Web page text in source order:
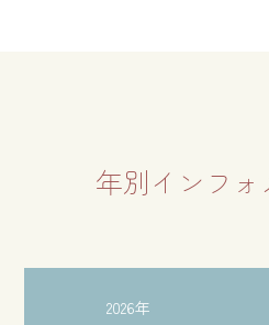
年別インフ
2026年